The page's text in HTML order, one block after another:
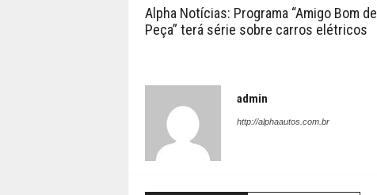
Alpha Notícias: Programa “Amigo Bom de
Peça” terá série sobre carros elétricos
admin
http://alphaautos.com.br